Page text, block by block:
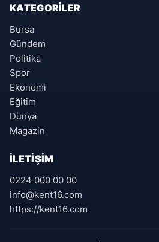
KATEGORILER
Bursa
Gündem
Politika
Spor
Ekonomi
Eğitim
Dünya
Magazin
İLETIŞIM
0224 000 00 00
info@kent16.com
https://kent16.com